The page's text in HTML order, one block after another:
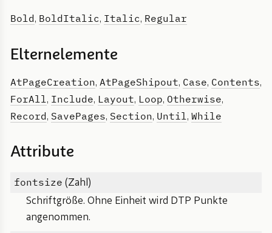
Bold, BoldItalic, Italic, Regular
Elternelemente
AtPageCreation, AtPageShipout, Case, Contents,
ForAll , Include, Layout, Loop, Otherwise,
Record, SavePages, Section, Until , While
Attribute
fontsize (Zahl)
Schriftgröße. Ohne Einheit wird DTP Punkte
angenommen.